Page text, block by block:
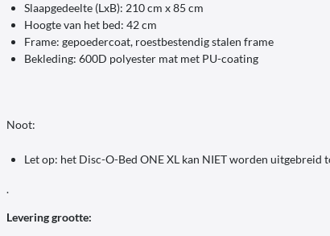
Slaapgedeelte (LxB): 210 cm x 85 cm
Hoogte van het bed: 42 cm
Frame: gepoedercoat, roestbestendig stalen frame
Bekleding: 600D polyester mat met PU-coating
Noot:
Let op: het Disc-O-Bed ONE XL kan NIET worden
.
Levering grootte: